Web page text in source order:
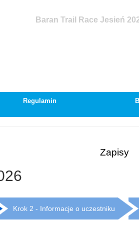
Baran Trail Race Jesień
Regulamin
Zapisy
Krok 2 - Informacje o uczestniku